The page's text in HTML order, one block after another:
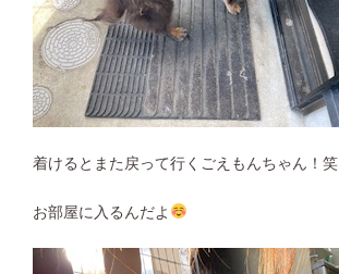
着けるとまた戻って行くごえもんちゃん！笑
お部屋に入るんだよ